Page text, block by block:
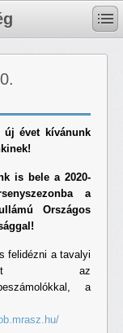
új évet kívánunk
is bele a 2020-
a
Országos
felidézni a tavalyi
az
a